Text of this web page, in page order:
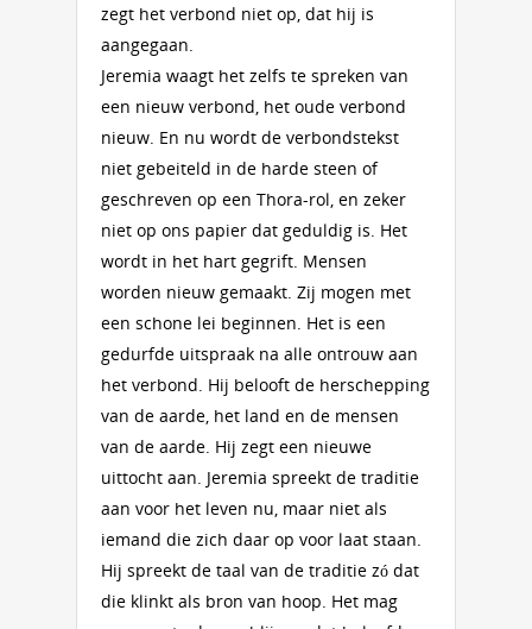
zegt het verbond niet op, dat hij is
aangegaan.
Jeremia waagt het zelfs te spreken van
een nieuw verbond, het oude verbond
nieuw. En nu wordt de verbondstekst
niet gebeiteld in de harde steen of
geschreven op een Thora-rol, en zeker
niet op ons papier dat geduldig is. Het
wordt in het hart gegrift. Mensen
worden nieuw gemaakt. Zij mogen met
een schone lei beginnen. Het is een
gedurfde uitspraak na alle ontrouw aan
het verbond. Hij belooft de herschepping
van de aarde, het land en de mensen
van de aarde. Hij zegt een nieuwe
uittocht aan. Jeremia spreekt de traditie
aan voor het leven nu, maar niet als
iemand die zich daar op voor laat staan.
Hij spreekt de taal van de traditie zó dat
die klinkt als bron van hoop. Het mag